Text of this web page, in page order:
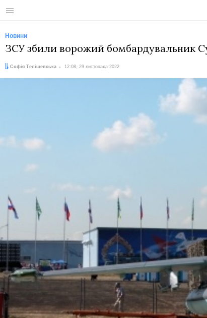
Меню
Новини
ЗСУ збили ворожий бомбардувальник
Автор:
Софія Телішевська
Дата: 12:08, 29 листопада 2022